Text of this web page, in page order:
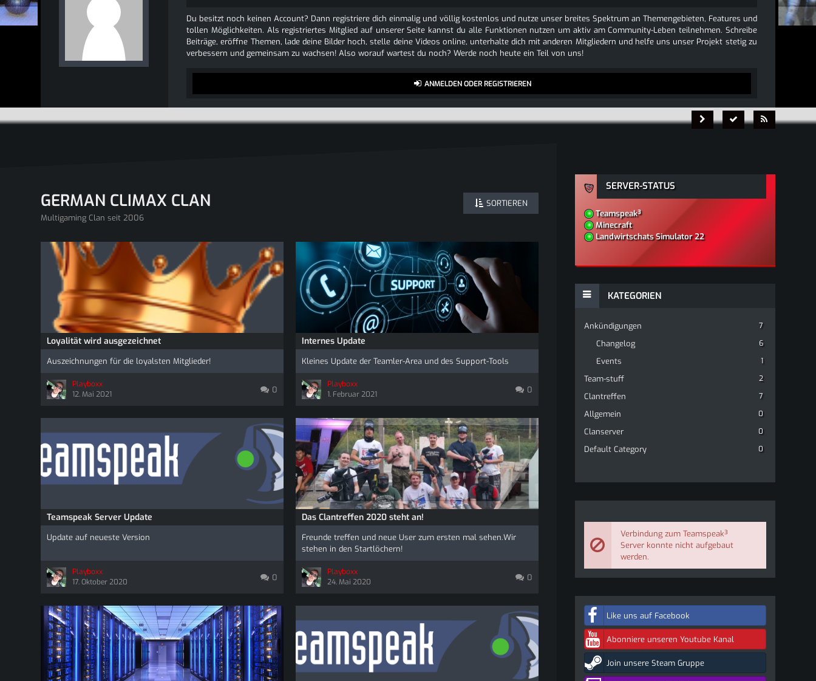
Du besitzt noch keinen Account? Dann registriere dich einmalig und völlig kostenlos und nutze unser breites Spektrum an Themengebieten, Features und
tollen Möglichkeiten. Als registriertes Mitglied auf unserer Seite kannst du alle Funktionen nutzen um aktiv am Community-Leben teilnehmen. Schreibe
Beiträge, eröffne Themen, lade deine Bilder hoch, stelle deine Videos online, unterhalte dich mit anderen Mitgliedern und helfe uns unser Projekt stetig zu
verbessern und gemeinsam zu wachsen! Also worauf wartest du noch? Werde noch heute ein Teil von uns!
ANMELDEN ODER REGISTRIEREN
GERMAN CLIMAX CLAN
Multigaming Clan seit 2006
SORTIEREN
Loyalität wird ausgezeichnet
Auszeichnungen für die loyalsten Mitglieder!
Playboxx
12. Mai 2021
0
Internes Update
Kleines Update der Teamler-Area und des Support-Tools
Playboxx
1. Februar 2021
0
Teamspeak Server Update
Update auf neueste Version
Playboxx
17. Oktober 2020
0
Das Clantreffen 2020 steht an!
Freunde treffen und neue User zum ersten mal sehen.Wir
stehen in den Startlöchern!
Playboxx
24. Mai 2020
0
SERVER-STATUS
Teamspeak³
Minecraft
Landwirtschats Simulator 22
KATEGORIEN
Ankündigungen 7
Changelog 6
Events 1
Team-stuff 2
Clantreffen 7
Allgemein 0
Clanserver 0
Default Category 0
Verbindung zum Teamspeak³
Server konnte nicht aufgebaut
werden.
Like uns auf Facebook
Abonniere unseren Youtube Kanal
Join unsere Steam Gruppe